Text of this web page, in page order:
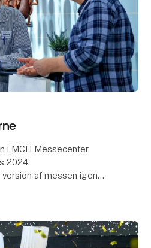
i MCH Messecenter
2024.
af messen igen